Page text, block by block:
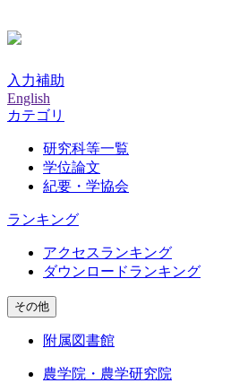
入力補助
English
カテゴリ
研究科等一覧
学位論文
紀要・学協会
ランキング
アクセスランキング
ダウンロードランキング
その他
附属図書館
農学院・農学研究院